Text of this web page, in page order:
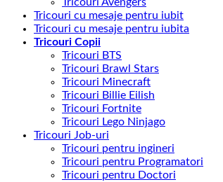
Tricouri cu mesaje pentru iubit
Tricouri cu mesaje pentru iubita
Tricouri Copii
Tricouri BTS
Tricouri Brawl Stars
Tricouri Minecraft
Tricouri Billie Eilish
Tricouri Fortnite
Tricouri Lego Ninjago
Tricouri Job-uri
Tricouri pentru ingineri
Tricouri pentru Programatori
Tricouri pentru Doctori